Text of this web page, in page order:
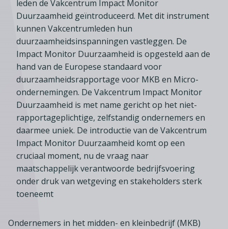
Contact
Inloggen
Zoeken
Koken en tafelen
Zoetwarenwinkels
Speelgoed, hobby- en feestartikelen
Branchecijfers
Fiscaal advies
Tarieven en voorwaarden
Diensten
Kennis & inspiratie
Ledenvoordeel
Publicatieoverzicht
Besturen
Statuten
Ons team
Vacatures
Partners
Jaarverslag
Pers
In English
Agenda
leden de Vakcentrum Impact Monitor
Duurzaamheid geïntroduceerd. Met dit instrument
kunnen Vakcentrumleden hun
duurzaamheidsinspanningen vastleggen. De
Impact Monitor Duurzaamheid is opgesteld aan de
hand van de Europese standaard voor
duurzaamheidsrapportage voor MKB en Micro-
ondernemingen. De Vakcentrum Impact Monitor
Duurzaamheid is met name gericht op het niet-
rapportageplichtige, zelfstandig ondernemers en
daarmee uniek. De introductie van de Vakcentrum
Impact Monitor Duurzaamheid komt op een
cruciaal moment, nu de vraag naar
maatschappelijk verantwoorde bedrijfsvoering
onder druk van wetgeving en stakeholders sterk
toeneemt
Ondernemers in het midden- en kleinbedrijf (MKB)